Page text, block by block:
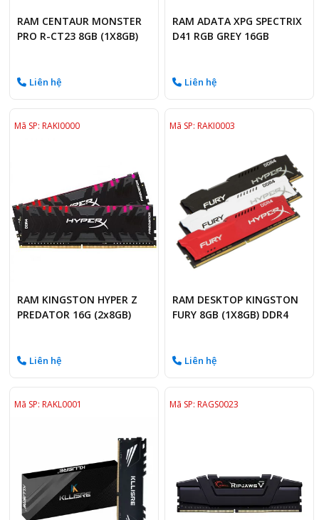
RAM CENTAUR MONSTER
PRO R-CT23 8GB (1X8GB)
Liên hệ
RAM ADATA XPG SPECTRIX
D41 RGB GREY 16GB
Liên hệ
Mã SP: RAKI0000
RAM KINGSTON HYPER Z
PREDATOR 16G (2x8GB)
Liên hệ
Mã SP: RAKI0003
RAM DESKTOP KINGSTON
FURY 8GB (1X8GB) DDR4
Liên hệ
Mã SP: RAKL0001 Mã SP: RAGS0023